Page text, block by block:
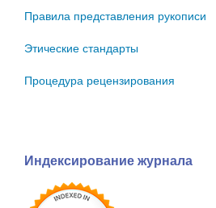
Правила представления рукописи
Этические стандарты
Процедура рецензирования
Индексирование журнала